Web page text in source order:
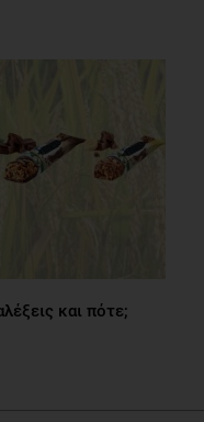
και πότε;